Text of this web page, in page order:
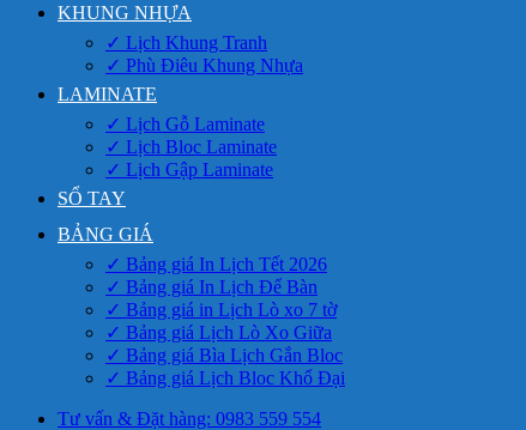
KHUNG NHỰA
✓ Lịch Khung Tranh
✓ Phù Điêu Khung Nhựa
LAMINATE
✓ Lịch Gỗ Laminate
✓ Lịch Bloc Laminate
✓ Lịch Gập Laminate
SỔ TAY
BẢNG GIÁ
✓ Bảng giá In Lịch Tết 2026
✓ Bảng giá In Lịch Để Bàn
✓ Bảng giá in Lịch Lò xo 7 tờ
✓ Bảng giá Lịch Lò Xo Giữa
✓ Bảng giá Bìa Lịch Gắn Bloc
✓ Bảng giá Lịch Bloc Khổ Đại
Tư vấn & Đặt hàng: 0983 559 554